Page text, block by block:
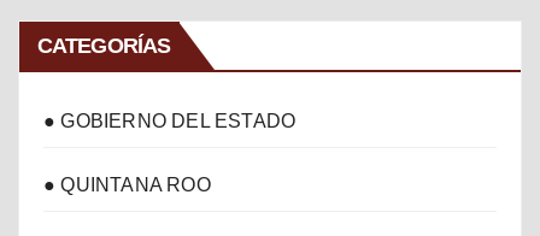
CATEGORÍAS
● GOBIERNO DEL ESTADO
● QUINTANA ROO